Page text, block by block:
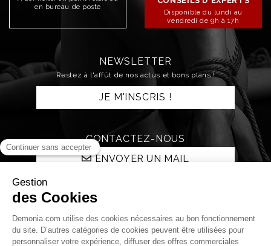
en bureau de poste
Disponible du lundi au
vendredi de 9h à 17h
NEWSLETTER
Restez à l'affût de nos actus et bons plans !
JE M'INSCRIS !
CONTACTEZ-NOUS
ENVOYER UN MAIL
RESTONS CONNECTÉS !